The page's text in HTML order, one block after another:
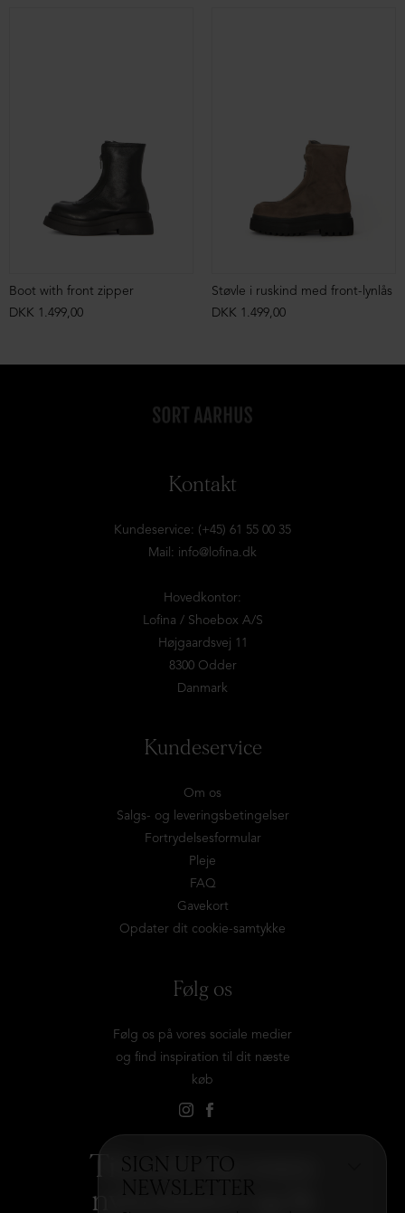
SIGN UP TO
Boot with front zipper
DKK 1.499,00
Støvle i ruskind med front-lynlås
DKK 1.499,00
Kontakt
Kundeservice: (+45) 61 55 00 35
Mail: info@lofina.dk
Hovedkontor:
Lofina / Shoebox A/S
Højgaardsvej 11
8300 Odder
Danmark
Kundeservice
Om os
Salgs- og leveringsbetingelser
Fortrydelsesformular
Pleje
FAQ
Gavekort
Opdater dit cookie-samtykke
Følg os
Følg os på vores sociale medier
og find inspiration til dit næste
køb
Tilmeld dig vores
nyhedsbrev og få